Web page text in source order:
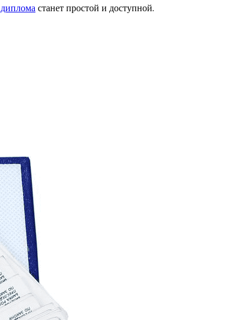
дипломастанет простой и доступной.